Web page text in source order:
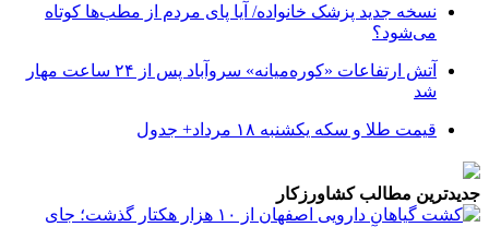
نسخه جدید پزشک خانواده/ آیا پای مردم از مطب‌ها‌ کوتاه
می‌شود؟
آتش ارتفاعات «کوره‌میانه» سروآباد پس از ۲۴ ساعت مهار
شد
قیمت طلا و سکه یکشنبه ۱۸ مرداد+ جدول
جدیدترین مطالب کشاورزکار